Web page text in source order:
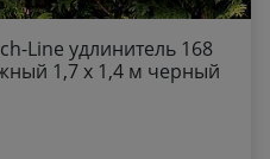
Line удлинитель 168
1,7 х 1,4 м черный